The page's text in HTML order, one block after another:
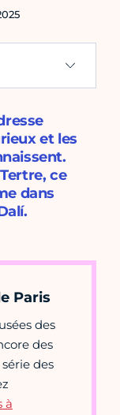
et les
ce
dans
Paris
des
des
des
à